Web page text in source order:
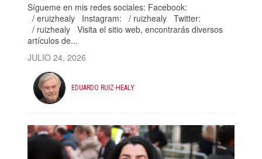
Sígueme en mis redes sociales: Facebook:
/ eruizhealy Instagram: / ruizhealy Twitter:
/ ruizhealy Visita el sitio web, encontrarás diversos
artículos de...
JULIO 24, 2026
EDUARDO RUIZ-HEALY